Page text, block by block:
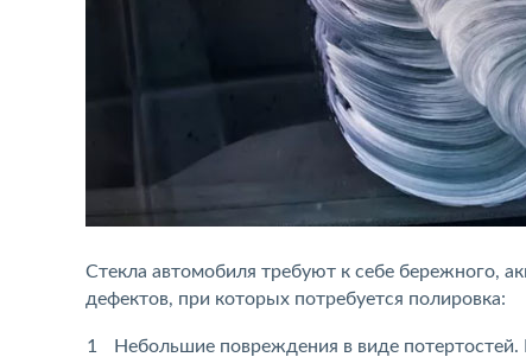
Стекла автомобиля требуют к себе бережного,
дефектов, при которых потребуется полировка:
Небольшие повреждения в виде